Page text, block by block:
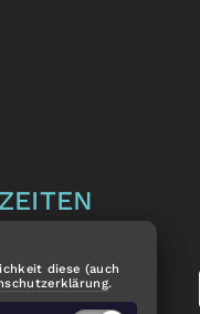
nach
diese (auch
.